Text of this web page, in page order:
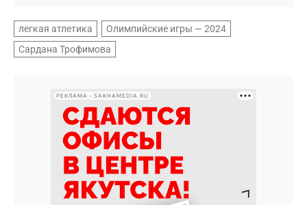
легкая атлетика
Олимпийские игры — 2024
Сардана Трофимова
РЕКЛАМА • SAKHAMEDIA.RU